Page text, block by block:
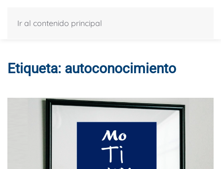
Ir al contenido principal
Etiqueta: autoconocimiento